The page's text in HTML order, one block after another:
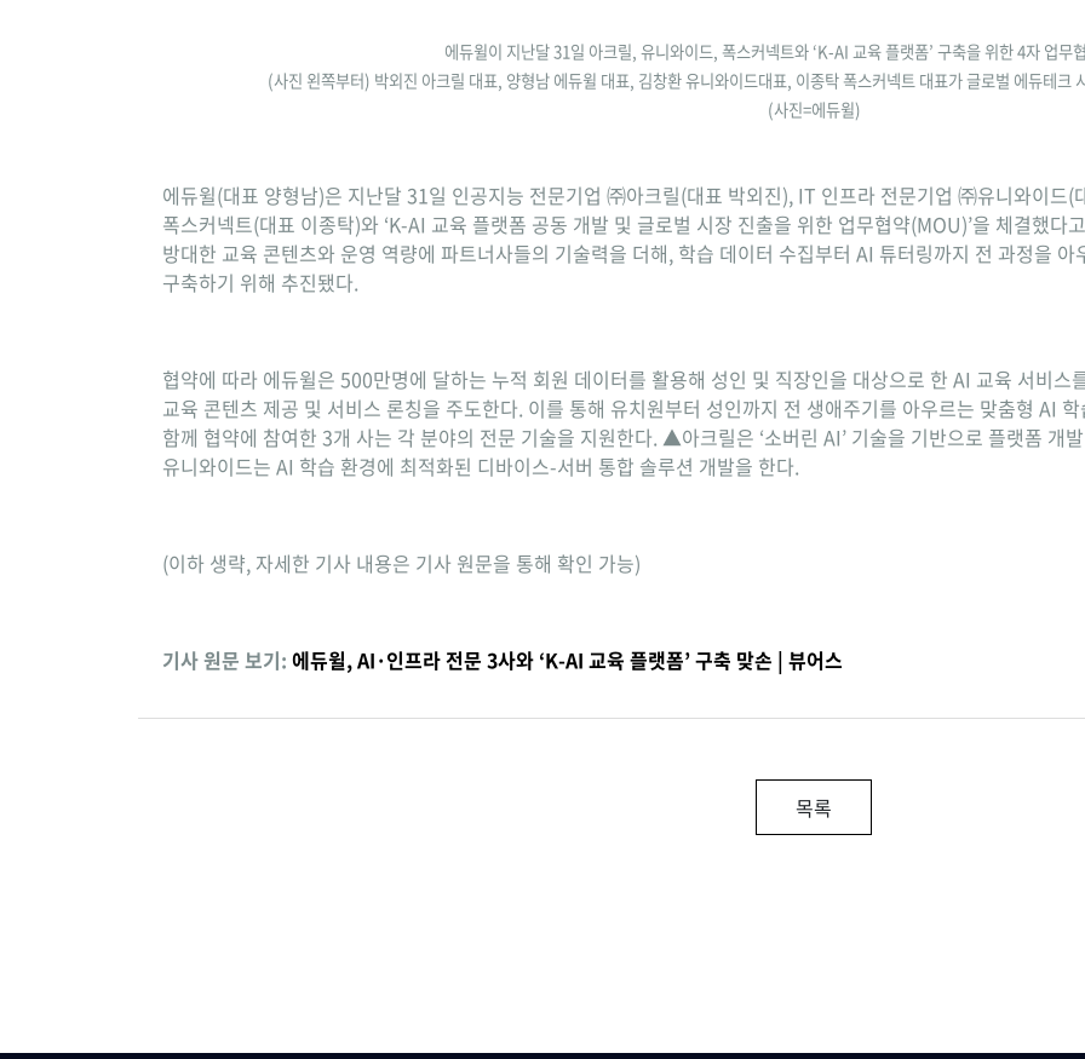
에듀윌이 지난달 31일 아크릴, 유니와이드, 폭스커넥트와 ‘K-AI 교육 플랫폼’ 구축을 위한 4자 업무
(사진 왼쪽부터) 박외진 아크릴 대표, 양형남 에듀윌 대표, 김창환 유니와이드대표, 이종탁 폭스커넥트 대표가 글로벌 에듀테크
(사진=에듀윌)
에듀윌(대표 양형남)은 지난달 31일 인공지능 전문기업 ㈜아크릴(대표 박외진), IT 인프라 전문기업 ㈜유니와이드
폭스커넥트(대표 이종탁)와 ‘K-AI 교육 플랫폼 공동 개발 및 글로벌 시장 진출을 위한 업무협약(MOU)’을 체결했다
방대한 교육 콘텐츠와 운영 역량에 파트너사들의 기술력을 더해, 학습 데이터 수집부터 AI 튜터링까지 전 과정을 아
구축하기 위해 추진됐다.
협약에 따라 에듀윌은 500만명에 달하는 누적 회원 데이터를 활용해 성인 및 직장인을 대상으로 한 AI 교육 서비
교육 콘텐츠 제공 및 서비스 론칭을 주도한다. 이를 통해 유치원부터 성인까지 전 생애주기를 아우르는 맞춤형 AI
함께 협약에 참여한 3개 사는 각 분야의 전문 기술을 지원한다. ▲아크릴은 ‘소버린 AI’ 기술을 기반으로 플랫폼
유니와이드는 AI 학습 환경에 최적화된 디바이스-서버 통합 솔루션 개발을 한다.
(이하 생략, 자세한 기사 내용은 기사 원문을 통해 확인 가능)
기사 원문 보기: 에듀윌, AI·인프라 전문 3사와 ‘K-AI 교육 플랫폼’ 구축 맞손 | 뷰어스
목록